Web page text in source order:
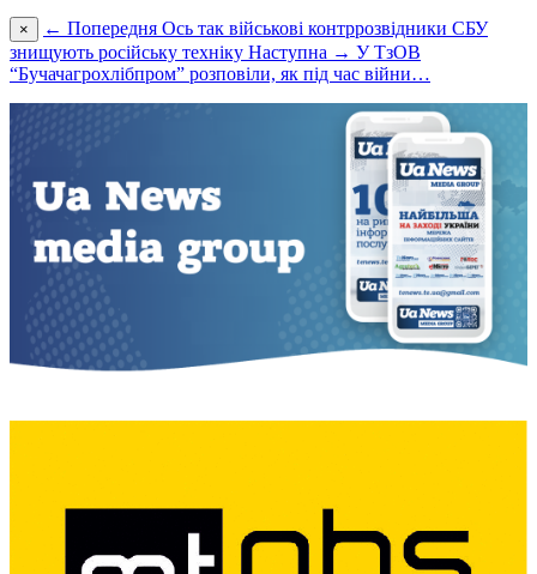
× ← Попередня Ось так військові контррозвідники СБУ
знищують російську техніку Наступна → У ТзОВ
“Бучачагрохлібпром” розповіли, як під час війни…